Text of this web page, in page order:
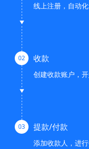
线上注册，自动
02 收款
创建收款账户，
03 提款/付款
添加收款人，进